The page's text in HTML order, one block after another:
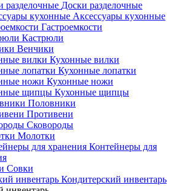
Доски разделочные
Аксессуары кухонные
Гастроемкости
Кастрюли
Венчики
Кухонные вилки
Кухонные лопатки
Кухонные ножи
Кухонные щипцы
Половники
Противени
Сковороды
Молотки
Контейнеры для
Совки
Кондитерский инвентарь